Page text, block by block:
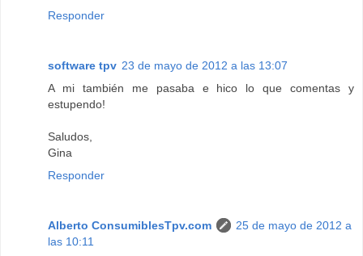
Responder
software tpv 23 de mayo de 2012 a las 13:07
A mi también me pasaba e hico lo que comentas y
estupendo!
Saludos,
Gina
Responder
Alberto ConsumiblesTpv.com
25 de mayo de 2012 a
las 10:11